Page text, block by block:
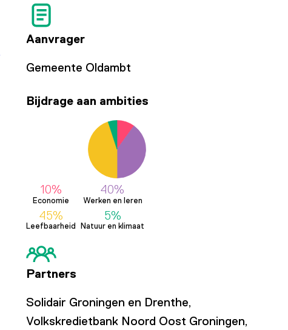
Aanvrager
Gemeente Oldambt
Bijdrage aan ambities
10%
Economie
40%
Werken en leren
45%
Leefbaarheid
5%
Natuur en klimaat
Partners
Solidair Groningen en Drenthe,
Volkskredietbank Noord Oost Groningen,